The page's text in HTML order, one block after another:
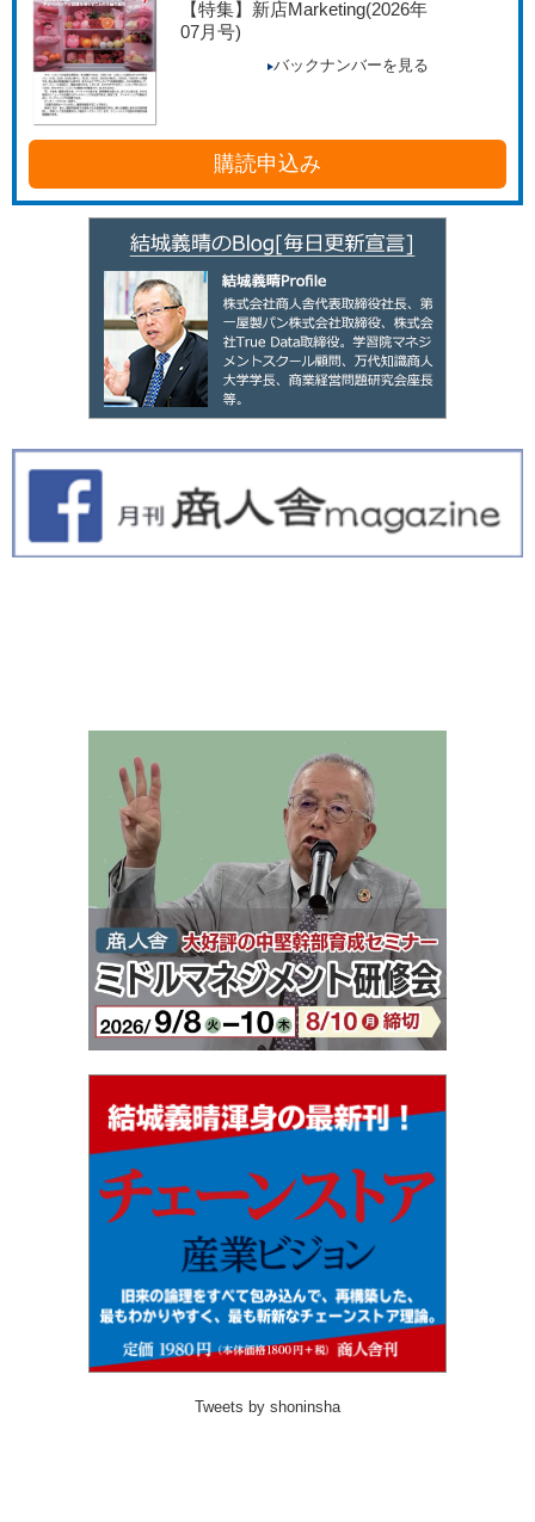
【特集】新店Marketing(2026年
07月号)
バックナンバーを見る
購読申込み
Tweets by shoninsha